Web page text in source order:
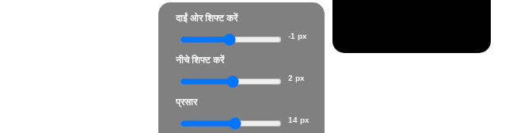
दाईं ओर शिफ्ट करें
-1 px
नीचे शिफ्ट करें
2 px
प्रसार
14 px